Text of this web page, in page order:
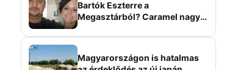
Bartók Eszterre a
Megasztárból? Caramel nagy
Magyarországon is hatalmas